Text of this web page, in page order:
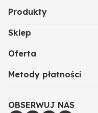
Produkty
Sklep
Oferta
Metody płatności
OBSERWUJ NAS